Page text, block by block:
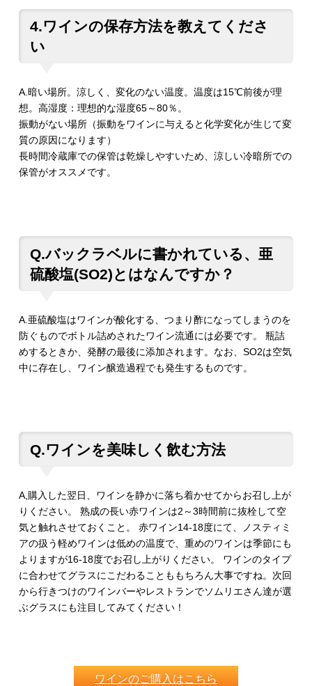
4.ワインの保存方法を教えてくださ
い
A.暗い場所。涼しく、変化のない温度。温度は15℃前後が理
想。高湿度：理想的な湿度65～80％。
振動がない場所（振動をワインに与えると化学変化が生じて変
質の原因になります）
長時間冷蔵庫での保管は乾燥しやすいため、涼しい冷暗所での
保管がオススメです。
Q.バックラベルに書かれている、亜
硫酸塩(SO2)とはなんですか？
A.亜硫酸塩はワインが酸化する、つまり酢になってしまうのを
防ぐものでボトル詰めされたワイン流通には必要です。 瓶詰
めするときか、発酵の最後に添加されます。なお、SO2は空気
中に存在し、ワイン醸造過程でも発生するものです。
Q.ワインを美味しく飲む方法
A,購入した翌日、ワインを静かに落ち着かせてからお召し上が
りください。 熟成の長い赤ワインは2～3時間前に抜栓して空
気と触れさせておくこと。 赤ワイン14-18度にて、ノスティミ
アの扱う軽めワインは低めの温度で、重めのワインは季節にも
よりますが16-18度でお召し上がりください。 ワインのタイプ
に合わせてグラスにこだわることももちろん大事ですね。次回
から行きつけのワインバーやレストランでソムリエさん達が選
ぶグラスにも注目してみてください！
ワインのご購入はこちら